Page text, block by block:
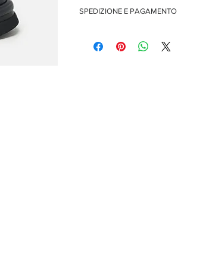
SPEDIZIONE E PAGAMENTO
Pagamenti sicuri con carte di credito